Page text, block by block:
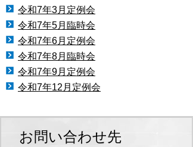
令和7年3月定例会
令和7年5月臨時会
令和7年6月定例会
令和7年8月臨時会
令和7年9月定例会
令和7年12月定例会
お問い合わせ先